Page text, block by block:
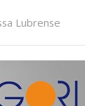
Lubrense